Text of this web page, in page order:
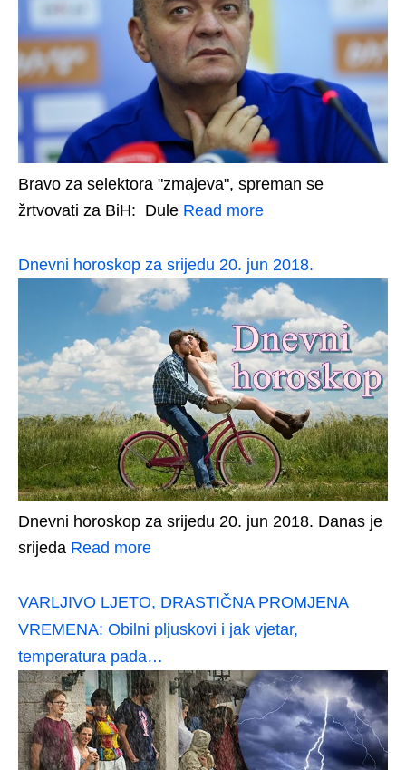
Bravo za selektora "zmajeva", spreman se
žrtvovati za BiH: Dule Read more
Dnevni horoskop za srijedu 20. jun 2018.
Dnevni horoskop za srijedu 20. jun 2018. Danas je
srijeda Read more
VARLJIVO LJETO, DRASTIČNA PROMJENA
VREMENA: Obilni pljuskovi i jak vjetar,
temperatura pada…